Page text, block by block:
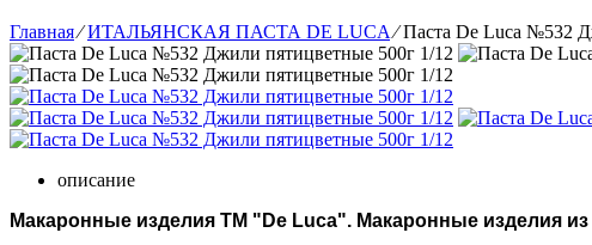
Главная⁄ИТАЛЬЯНСКАЯ ПАСТА DE LUCA ⁄ Паста De Luca №532
описание
Макаронные изделия ТМ "De Luca". Макаронные изделия